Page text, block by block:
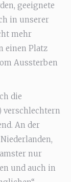
geeignete
in unserer
mehr
einen Platz
Aussterben
die
verschlechtern
An der
nur
und auch in